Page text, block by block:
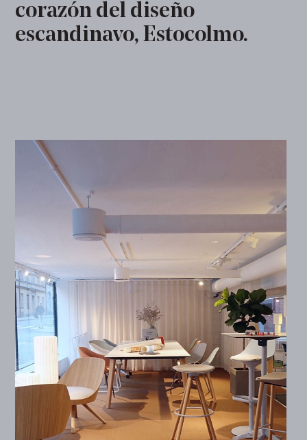
corazón del diseño
escandinavo, Estocolmo.